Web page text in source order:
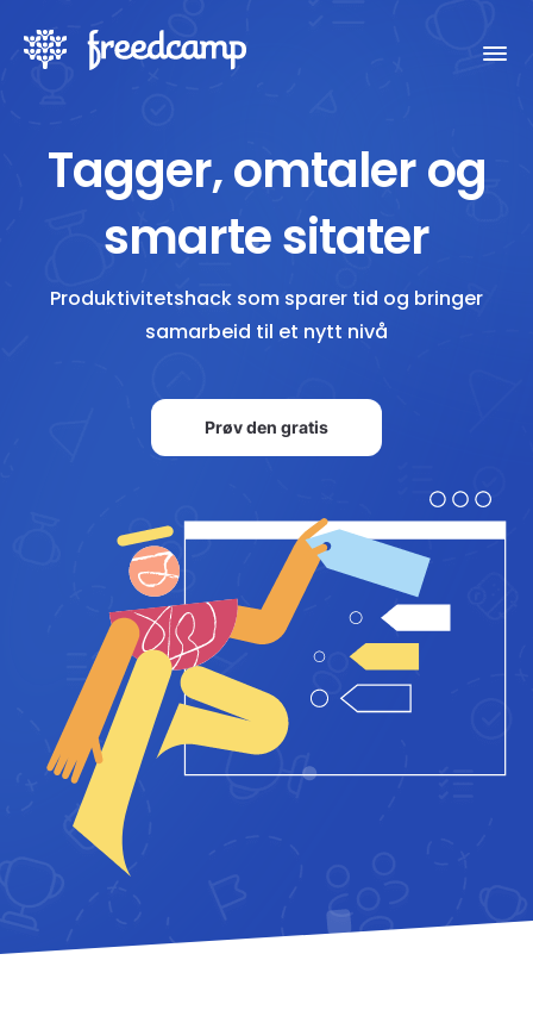
Tagger, omtaler og
smarte sitater
Produktivitetshack som sparer tid og bringer
samarbeid til et nytt nivå
Prøv den gratis